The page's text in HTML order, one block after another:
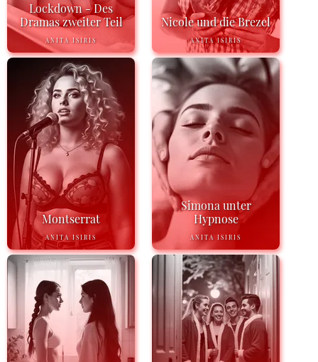
Lockdown - Des
Dramas zweiter Teil
ANITA ISIRIS
Nicole und die Brezel
ANITA ISIRIS
Montserrat
ANITA ISIRIS
Simona unter
Hypnose
ANITA ISIRIS